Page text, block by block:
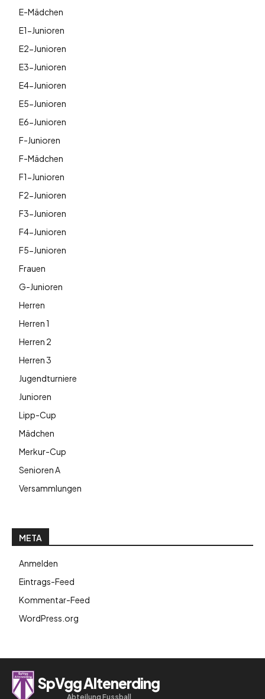
E-Mädchen
E1-Junioren
E2-Junioren
E3-Junioren
E4-Junioren
E5-Junioren
E6-Junioren
F-Junioren
F-Mädchen
F1-Junioren
F2-Junioren
F3-Junioren
F4-Junioren
F5-Junioren
Frauen
G-Junioren
Herren
Herren 1
Herren 2
Herren 3
Jugendturniere
Junioren
Lipp-Cup
Mädchen
Merkur-Cup
Senioren A
Versammlungen
META
Anmelden
Eintrags-Feed
Kommentar-Feed
WordPress.org
SpVgg Altenerding
Abteilung Fussball